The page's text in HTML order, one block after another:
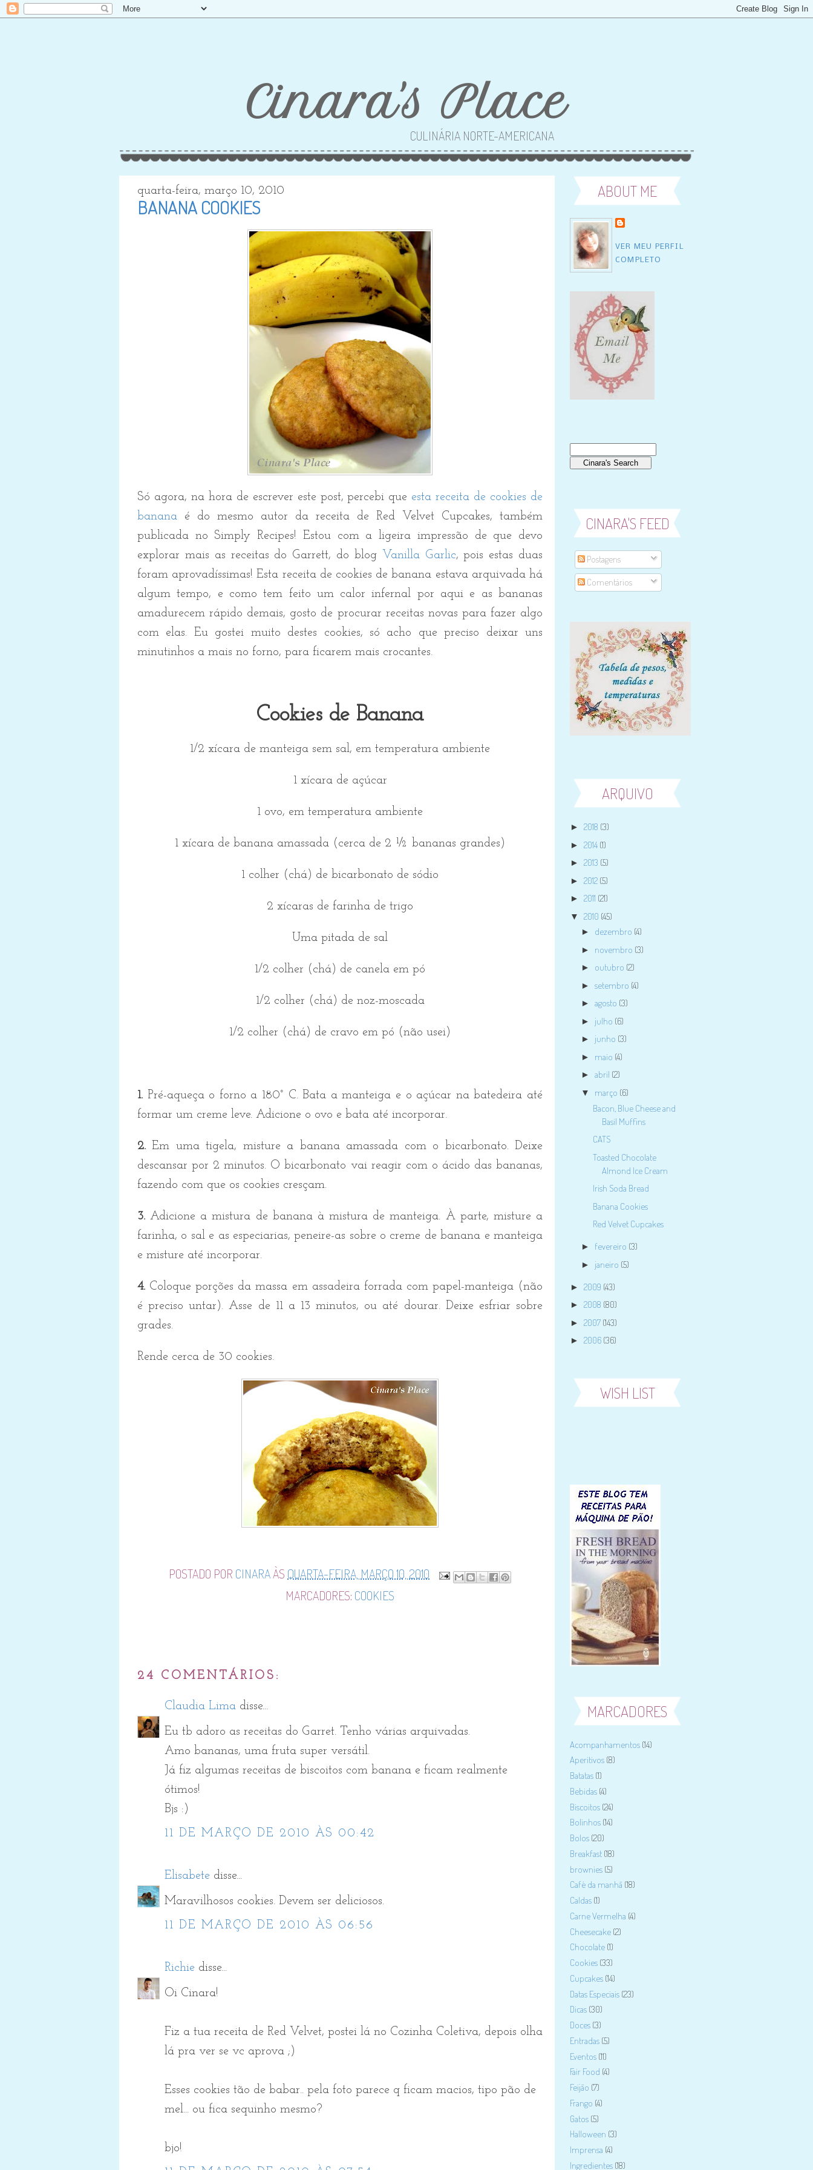
Cinara's Place
CULINÁRIA NORTE-AMERICANA
quarta-feira, março 10, 2010
BANANA COOKIES
Só agora, na hora de escrever este post, percebi que esta receita de cookies de
banana é do mesmo autor da receita de Red Velvet Cupcakes, também
publicada no Simply Recipes! Estou com a ligeira impressão de que devo
explorar mais as receitas do Garrett, do blog Vanilla Garlic, pois estas duas
foram aprovadíssimas! Esta receita de cookies de banana estava arquivada há
algum tempo, e como tem feito um calor infernal por aqui e as bananas
amadurecem rápido demais, gosto de procurar receitas novas para fazer algo
com elas. Eu gostei muito destes cookies, só acho que preciso deixar uns
minutinhos a mais no forno, para ficarem mais crocantes.
Cookies de Banana
1/2 xícara de manteiga sem sal, em temperatura ambiente
1 xícara de açúcar
1 ovo, em temperatura ambiente
1 xícara de banana amassada (cerca de 2 ½ bananas grandes)
1 colher (chá) de bicarbonato de sódio
2 xícaras de farinha de trigo
Uma pitada de sal
1/2 colher (chá) de canela em pó
1/2 colher (chá) de noz-moscada
1/2 colher (chá) de cravo em pó (não usei)
1. Pré-aqueça o forno a 180° C. Bata a manteiga e o açúcar na batedeira até
formar um creme leve. Adicione o ovo e bata até incorporar.
2. Em uma tigela, misture a banana amassada com o bicarbonato. Deixe
descansar por 2 minutos. O bicarbonato vai reagir com o ácido das bananas,
fazendo com que os cookies cresçam.
3. Adicione a mistura de banana à mistura de manteiga. À parte, misture a
farinha, o sal e as especiarias, peneire-as sobre o creme de banana e manteiga
e misture até incorporar.
4. Coloque porções da massa em assadeira forrada com papel-manteiga (não
é preciso untar). Asse de 11 a13 minutos, ou até dourar. Deixe esfriar sobre
grades.
Rende cerca de 30 cookies.
POSTADO POR CINARAÀS QUARTA-FEIRA, MARÇO 10, 2010
MARCADORES: COOKIES
24 COMENTÁRIOS:
Claudia Lima disse...
Eu tb adoro as receitas do Garret. Tenho várias arquivadas.
Amo bananas, uma fruta super versátil.
Já fiz algumas receitas de biscoitos com banana e ficam realmente
ótimos!
Bjs :)
11 DE MARÇO DE 2010 ÀS 00:42
Elisabete disse...
Maravilhosos cookies. Devem ser deliciosos.
11 DE MARÇO DE 2010 ÀS 06:56
Richie disse...
Oi Cinara!
Fiz a tua receita de Red Velvet, postei lá no Cozinha Coletiva, depois olha
lá pra ver se vc aprova ;)
Esses cookies tão de babar.. pela foto parece q ficam macios, tipo pão de
mel... ou fica sequinho mesmo?
bjo!
ABOUT ME
VER MEU PERFIL
COMPLETO
CINARA'S FEED
Postagens
Comentários
ARQUIVO
► 2018 (3)
► 2014 (1)
► 2013 (5)
► 2012 (5)
► 2011 (21)
▼ 2010 (45)
► dezembro (4)
► novembro (3)
► outubro (2)
► setembro (4)
► agosto (3)
► julho (6)
► junho (3)
► maio (4)
► abril (2)
▼ março (6)
Bacon, Blue Cheese and
Basil Muffins
CATS
Toasted Chocolate
Almond Ice Cream
Irish Soda Bread
Banana Cookies
Red Velvet Cupcakes
► fevereiro (3)
► janeiro (5)
► 2009 (43)
► 2008 (80)
► 2007 (143)
► 2006 (36)
WISH LIST
MARCADORES
Acompanhamentos (14)
Aperitivos (8)
Batatas (1)
Bebidas (4)
Biscoitos (24)
Bolinhos (14)
Bolos (20)
Breakfast (18)
brownies (5)
Café da manhã (18)
Caldas (1)
Carne Vermelha (4)
Cheesecake (2)
Chocolate (1)
Cookies (33)
Cupcakes (14)
Datas Especiais (23)
Dicas (30)
Doces (3)
Entradas (5)
Eventos (11)
Fair Food (4)
Feijão (7)
Frango (4)
Gatos (5)
Halloween (3)
Imprensa (4)
Ingredientes (18)